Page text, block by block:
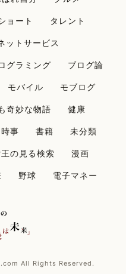
ョート
タレント
ットサービス
グラミング
ブログ論
モバイル
モブログ
奇妙な物語
健康
時事 書籍
未分類
の見る検索
漫画
野球 電子マネー
All Rights Reserved.